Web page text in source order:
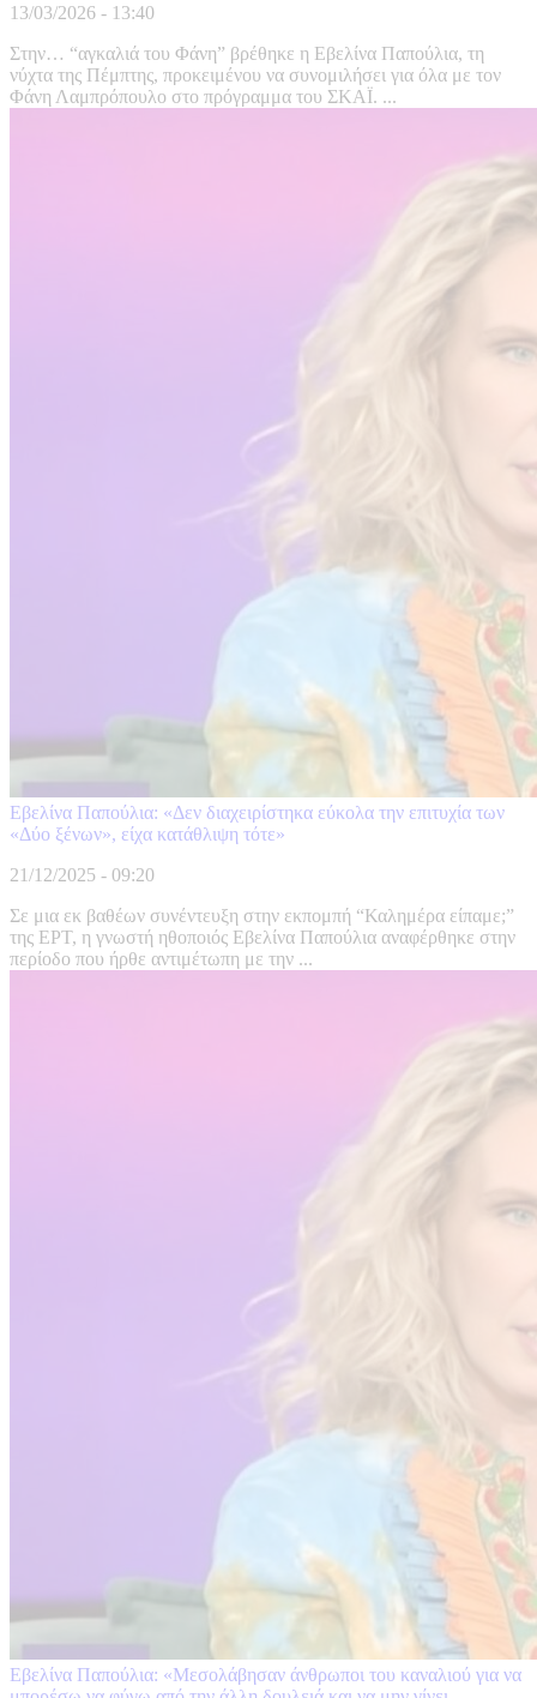
13/03/2026 - 13:40
Στην… “αγκαλιά του Φάνη” βρέθηκε η Εβελίνα Παπούλια, τη
νύχτα της Πέμπτης, προκειμένου να συνομιλήσει για όλα με τον
Φάνη Λαμπρόπουλο στο πρόγραμμα του ΣΚΑΪ. ...
Εβελίνα Παπούλια: «Δεν διαχειρίστηκα εύκολα την επιτυχία των
«Δύο ξένων», είχα κατάθλιψη τότε»
21/12/2025 - 09:20
Σε μια εκ βαθέων συνέντευξη στην εκπομπή “Καλημέρα είπαμε;”
της ΕΡΤ, η γνωστή ηθοποιός Εβελίνα Παπούλια αναφέρθηκε στην
περίοδο που ήρθε αντιμέτωπη με την ...
Εβελίνα Παπούλια: «Μεσολάβησαν άνθρωποι του καναλιού για να